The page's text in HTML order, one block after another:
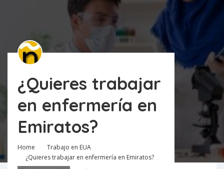
¿Quieres trabajar
en enfermería en
Emiratos?
Home
Trabajo en EUA
¿Quieres trabajar en enfermería en Emiratos?